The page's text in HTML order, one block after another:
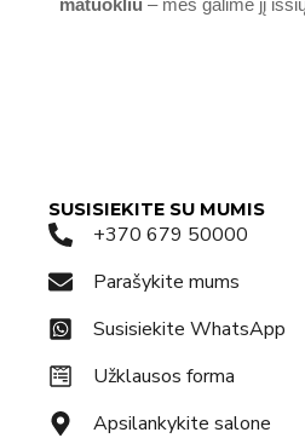
matuokliu – mes galime jį
SUSISIEKITE SU MUMIS
+370 679 50000
Parašykite mums
Susisiekite WhatsApp
Užklausos forma
Apsilankykite salone